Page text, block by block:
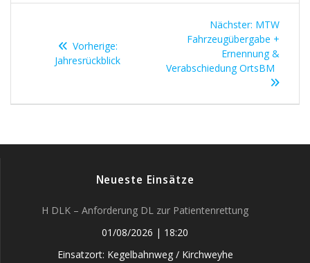
Beitragsnavigation
Vorherige:Vorheriger
Beitrag:
Jahresrückblick
Nächster: Nächster
Beitrag:
MTW
Fahrzeugübergabe +
Ernennung &
Verabschiedung OrtsBM
Neueste Einsätze
H DLK – Anforderung DL zur Patientenrettung
01/08/2026 | 18:20
Einsatzort: Kegelbahnweg / Kirchweyhe